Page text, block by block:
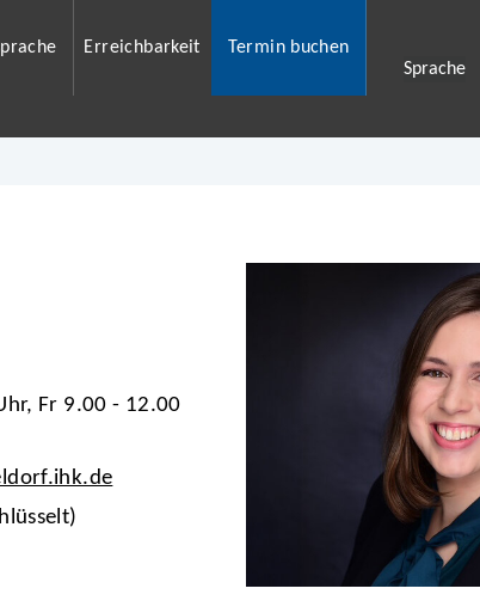
Erreichbarkeit
Termin buchen
Sprache
Fr 9.00 - 12.00